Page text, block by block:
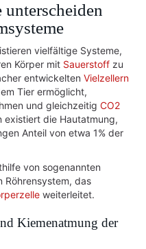
unterscheiden
vielfältige Systeme,
Körper mit Sauerstoff zu
entwickelten Vielzellern
Tier ermöglicht,
und gleichzeitig CO2
existiert die Hautatmung,
Anteil von etwa 1% der
von sogenannten
Röhrensystem, das
weiterleitet.
Kiemenatmung der